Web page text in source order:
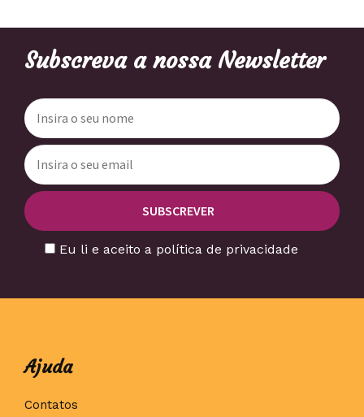
Subscreva a nossa Newsletter
Eu li e aceito a política de privacidade
Ajuda
Contatos